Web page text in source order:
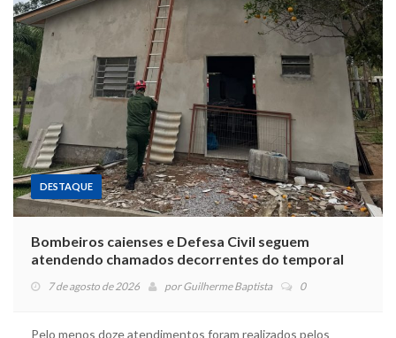
DESTAQUE
Bombeiros caienses e Defesa Civil seguem
atendendo chamados decorrentes do temporal
7 de agosto de 2026 porGuilherme Baptista 0
Pelo menos doze atendimentos foram realizados pelos